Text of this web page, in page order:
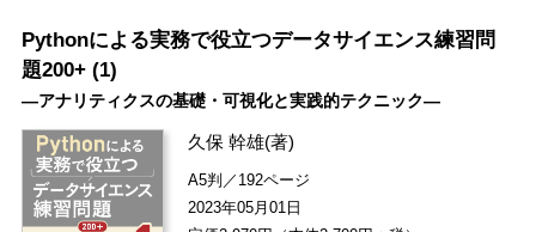
Pythonによる実務で役立つデータサイエンス練習問
題200+ (1)
―アナリティクスの基礎・可視化と実践的テクニック―
久保 幹雄(著)
A5判／192ページ
2023年05月01日